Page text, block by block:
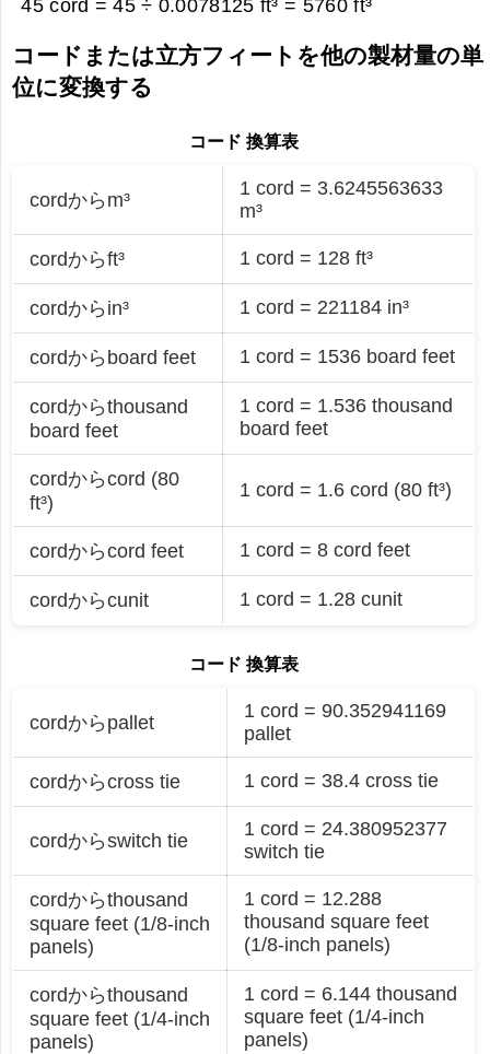
45 cord = 45 ÷ 0.0078125 ft³ = 5760 ft³
コードまたは立方フィートを他の製材量の単
位に変換する
コード 換算表
cordからm³
1 cord = 3.6245563633
m³
cordからft³ 1 cord = 128 ft³
cordからin³ 1 cord = 221184 in³
cordからboard feet 1 cord = 1536 board feet
cordからthousand
board feet
1 cord = 1.536 thousand
board feet
cordからcord (80
ft³)
1 cord = 1.6 cord (80 ft³)
cordからcord feet 1 cord = 8 cord feet
cordからcunit 1 cord = 1.28 cunit
コード 換算表
cordからpallet
1 cord = 90.352941169
pallet
cordからcross tie 1 cord = 38.4 cross tie
cordからswitch tie
1 cord = 24.380952377
switch tie
cordからthousand
square feet (1/8-inch
panels)
1 cord = 12.288
thousand square feet
(1/8-inch panels)
cordからthousand
square feet (1/4-inch
panels)
1 cord = 6.144 thousand
square feet (1/4-inch
panels)